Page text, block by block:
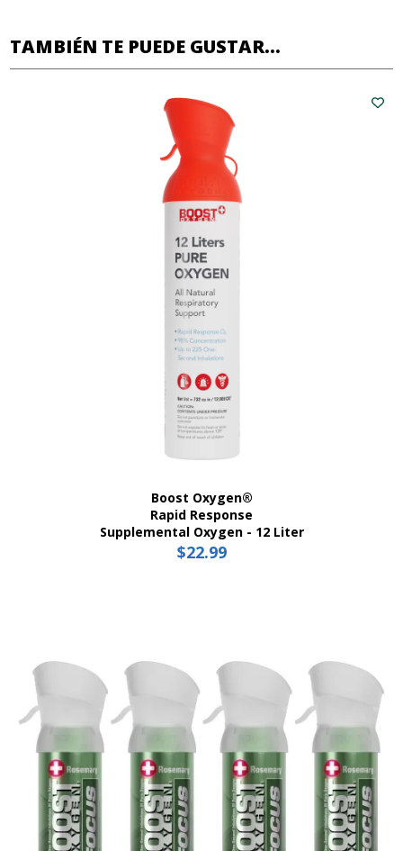
TAMBIÉN TE PUEDE GUSTAR...
Boost Oxygen®
Rapid Response
Supplemental Oxygen - 12 Liter
$22.99